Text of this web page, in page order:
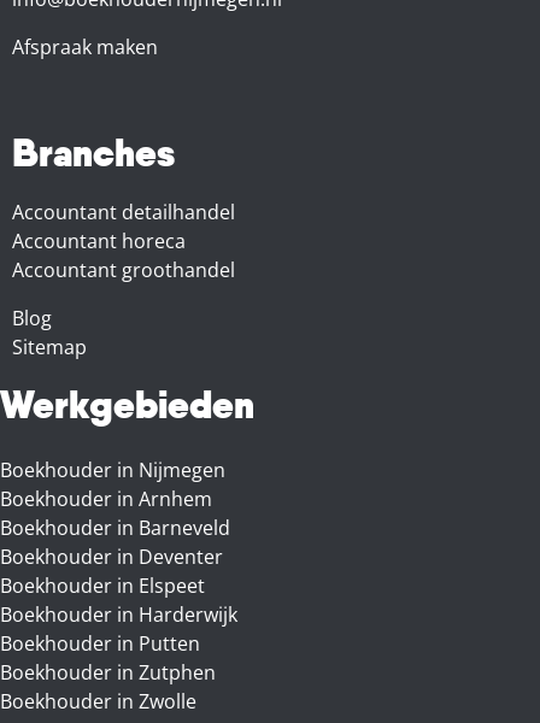
Afspraak maken
Branches
Accountant detailhandel
Accountant horeca
Accountant groothandel
Blog
Sitemap
Werkgebieden
Boekhouder in Nijmegen
Boekhouder in Arnhem
Boekhouder in Barneveld
Boekhouder in Deventer
Boekhouder in Elspeet
Boekhouder in Harderwijk
Boekhouder in Putten
Boekhouder in Zutphen
Boekhouder in Zwolle